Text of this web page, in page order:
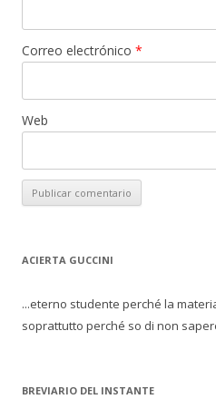
Correo electrónico *
Web
ACIERTA GUCCINI
...eterno studente perché la
soprattutto perché so di non
BREVIARIO DEL INSTANTE